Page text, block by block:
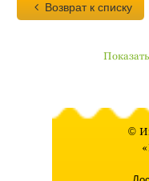
Возврат к списку
©